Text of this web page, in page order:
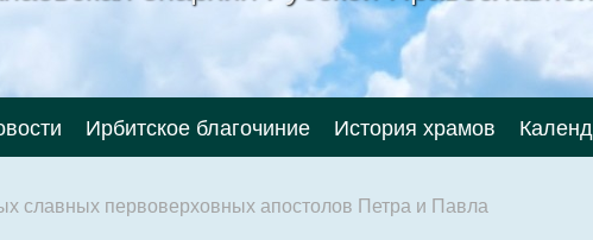
Ирбитское благочиние История храмов
славных первоверховных апостолов Петра и Павла